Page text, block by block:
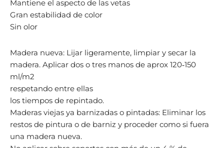
Mantiene el aspecto de las vetas
Gran estabilidad de color
Sin olor
Madera nueva: Lijar ligeramente, limpiar y secar la
madera. Aplicar dos o tres manos de aprox 120‐150
ml/m2
respetando entre ellas
los tiempos de repintado.
Maderas viejas ya barnizadas o pintadas: Eliminar los
restos de pintura o de barniz y proceder como si fuera
una madera nueva.